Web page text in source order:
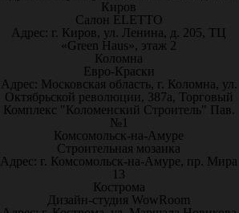
Киров
Салон ELETTO
Адрес: г. Киров, ул. Ленина, д. 205, ТЦ
«Green Haus», этаж 2
Коломна
Евро-Краски
Адрес: Московская область, г. Коломна, ул.
Октябрьской революции, 387а, Торговый
Комплекс "Коломенский Строитель" Пав.
№1
Комсомольск-на-Амуре
Строительная мозаика
Адрес: г. Комсомольск-на-Амуре, пр. Мира
13
Кострома
Дизайн-студия WowRoom